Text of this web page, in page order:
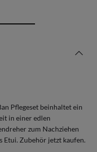
Pflegeset beinhaltet ein
in einer edlen
zum Nachziehen
Etui. Zubehör jetzt kaufen.